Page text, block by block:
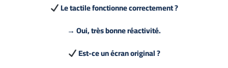
Le tactile fonctionne correctement ?
→ Oui, très bonne réactivité.
Est-ce un écran original ?